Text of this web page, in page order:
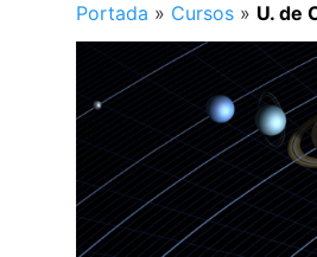
Portada » Cursos » U. de